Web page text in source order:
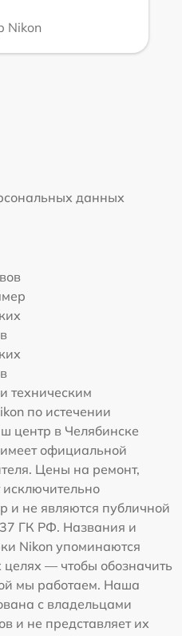
Nikon
данных
техническим
по истечении
центр в Челябинске
официальной
Цены на ремонт,
и не являются публичной
ГК РФ. Названия и
Nikon упоминаются
— чтобы обозначить
мы работаем. Наша
с владельцами
и не представляет их